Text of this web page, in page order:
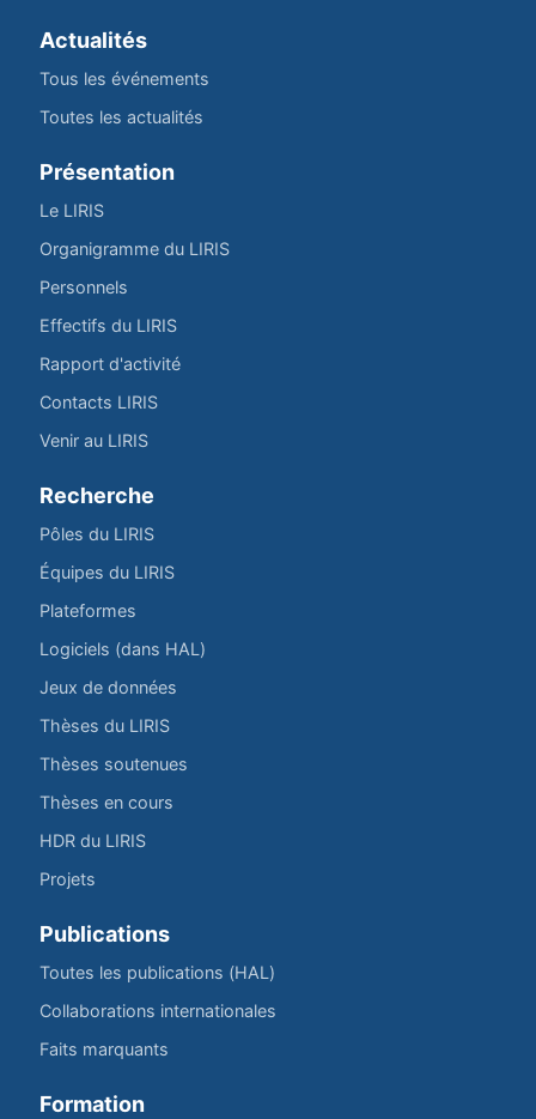
Actualités
Tous les événements
Toutes les actualités
Présentation
Le LIRIS
Organigramme du LIRIS
Personnels
Effectifs du LIRIS
Rapport d'activité
Contacts LIRIS
Venir au LIRIS
Recherche
Pôles du LIRIS
Équipes du LIRIS
Plateformes
Logiciels (dans HAL)
Jeux de données
Thèses du LIRIS
Thèses soutenues
Thèses en cours
HDR du LIRIS
Projets
Publications
Toutes les publications (HAL)
Collaborations internationales
Faits marquants
Formation